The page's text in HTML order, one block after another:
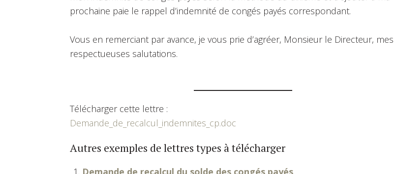
prochaine paie le rappel d’indemnité de congés payés correspondant.
Vous en remerciant par avance, je vous prie d’agréer, Monsieur le Directeur, mes
respectueuses salutations.
Télécharger cette lettre :
Demande_de_recalcul_indemnites_cp.doc
Autres exemples de lettres types à télécharger
Demande de recalcul du solde des congés payés